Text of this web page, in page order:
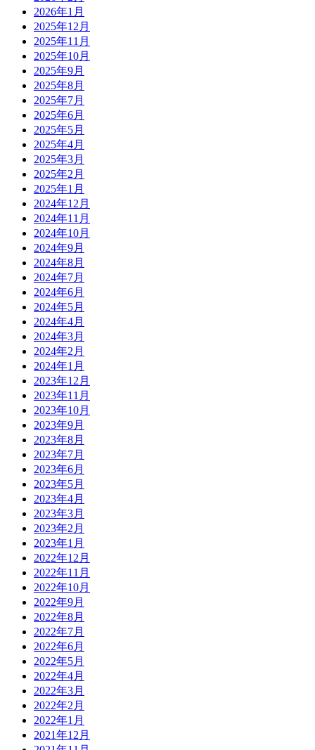
2026年1月
2025年12月
2025年11月
2025年10月
2025年9月
2025年8月
2025年7月
2025年6月
2025年5月
2025年4月
2025年3月
2025年2月
2025年1月
2024年12月
2024年11月
2024年10月
2024年9月
2024年8月
2024年7月
2024年6月
2024年5月
2024年4月
2024年3月
2024年2月
2024年1月
2023年12月
2023年11月
2023年10月
2023年9月
2023年8月
2023年7月
2023年6月
2023年5月
2023年4月
2023年3月
2023年2月
2023年1月
2022年12月
2022年11月
2022年10月
2022年9月
2022年8月
2022年7月
2022年6月
2022年5月
2022年4月
2022年3月
2022年2月
2022年1月
2021年12月